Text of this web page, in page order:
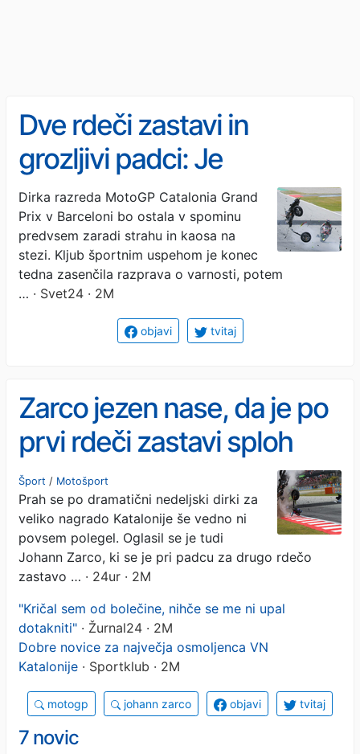
Dve rdeči zastavi in
grozljivi padci: Je
Barcelona preozka za
motorje?
Dirka razreda MotoGP Catalonia Grand
Prix v Barceloni bo ostala v spominu
predvsem zaradi strahu in kaosa na
stezi. Kljub športnim uspehom je konec
tedna zasenčila razprava o varnosti, potem
… · Svet24 · 2M
objavi tvitaj
Zarco jezen nase, da je po
prvi rdeči zastavi sploh
startal, vodstvo se brani
Šport / Motošport
Prah se po dramatični nedeljski dirki za
veliko nagrado Katalonije še vedno ni
povsem polegel. Oglasil se je tudi
Johann Zarco, ki se je pri padcu za drugo rdečo
zastavo … · 24ur · 2M
"Kričal sem od bolečine, nihče se me ni upal
dotakniti" · Žurnal24 · 2M
Dobre novice za največja osmoljenca VN
Katalonije · Sportklub · 2M
motogp johann zarco objavi tvitaj
7 novic